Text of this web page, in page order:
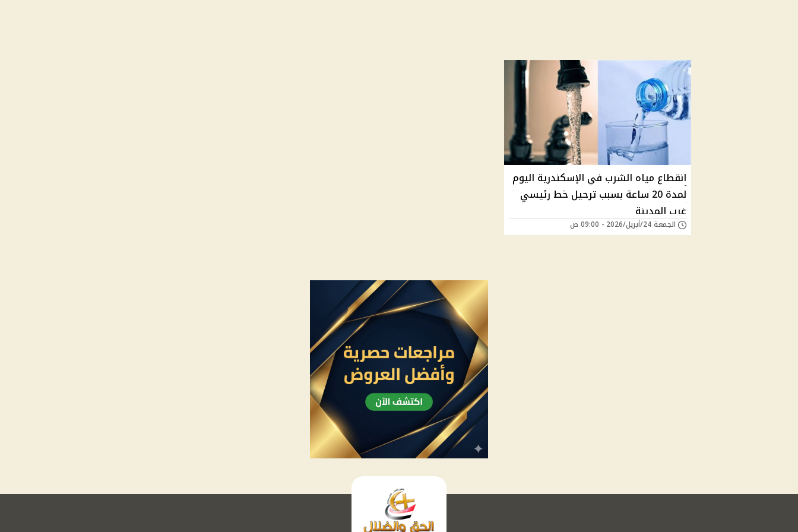
انقطاع مياه الشرب في الإسكندرية اليوم
لمدة 20 ساعة بسبب ترحيل خط رئيسي
غرب المدينة
الجمعة 24/أبريل/2026 - 09:00 ص